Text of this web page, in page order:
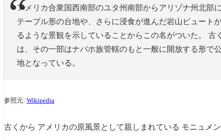
宿泊したキャンプ場の概要
宿泊時の様子
アメリカ合衆国西南部のユタ州南部からアリゾナ州北部
テーブル形の台地や、さらに浸食が進んだ岩山ビュート
るような景観を示していることからこの名がついた。
は、その一部はナバホ族管轄のもと一般に開放する形で
地となっている。
参照元: Wikipedia
古くから アメリカの原風景として親しまれている モニュメ